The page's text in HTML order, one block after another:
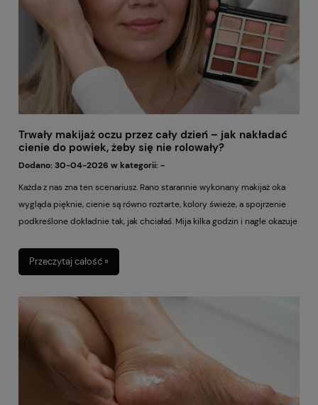
Trwały makijaż oczu przez cały dzień – jak nakładać
cienie do powiek, żeby się nie rolowały?
Dodano:30-04-2026 w kategorii:-
Każda z nas zna ten scenariusz. Rano starannie wykonany makijaż oka
wygląda pięknie, cienie są równo roztarte, kolory świeże, a spojrzenie
podkreślone dokładnie tak, jak chciałaś. Mija kilka godzin i nagle okazuje
kącika albo stracił intensywność. Efekt? Makijaż wygląda na zmęczony, a
Ty masz ochotę zmyć wszystko i zacząć od nowa. Dobra wiadomość
problemem. W większości przypadków winna nie jest sama
kosmetyczka, lecz sposób aplikacji, przygotowanie skóry lub źle
dobrane produkty. Jeśli marzysz o makijażu oczu, który przetrwa pracę,
zakupy, spotkanie z przyjaciółkami, a nawet długi wieczór – ten
poradnik jest właśnie dla Ciebie.
Przeczytaj całość »